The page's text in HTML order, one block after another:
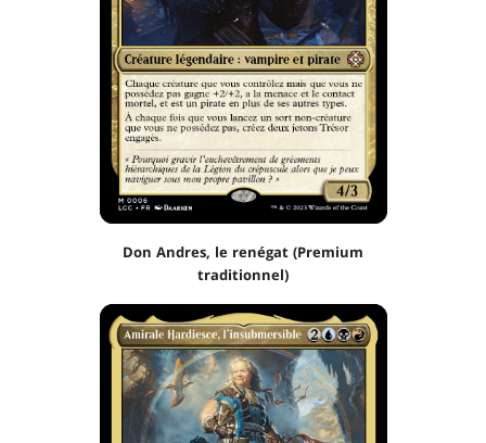
Don Andres, le renégat (Premium
traditionnel)